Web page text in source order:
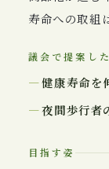
寿命への取組
議会で提案し
健康寿命を
夜間歩行者
目指す姿